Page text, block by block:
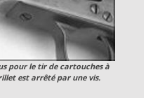
pour le tir de cartouches à
est arrêté par une vis.